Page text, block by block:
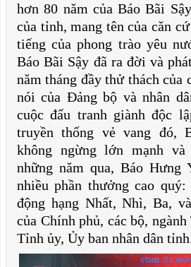
hơn 80 năm của Báo Bãi
của tỉnh, mang tên của căn
tiếng của phong trào yêu
Báo Bãi Sậy đã ra đời và
năm tháng đầy thử thách của
nói của Đảng bộ và nhân
cuộc đấu tranh giành độc
truyền thống vẻ vang đó,
không ngừng lớn mạnh
những năm qua, Báo Hưng
nhiều phần thưởng cao
động hạng Nhất, Nhì, Ba,
của Chính phủ, các bộ,
Tỉnh ủy, Ủy ban nhân dân